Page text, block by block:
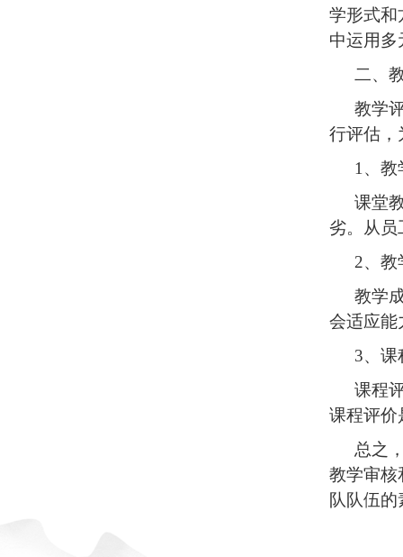
学形式和
中运用多
二、
教学
行评估，
1 、教
课堂
劣。从员
2、教
教学
会适应能
3、课
课程
课程评价
总之
教学审核
队队伍